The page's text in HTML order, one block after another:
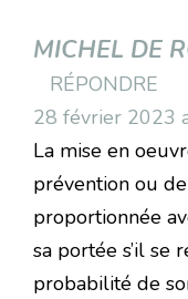
MICHEL DE
RÉPONDRE
28 février 2023
La mise en
prévention ou
proportionnée
sa portée s’il se
probabilité de